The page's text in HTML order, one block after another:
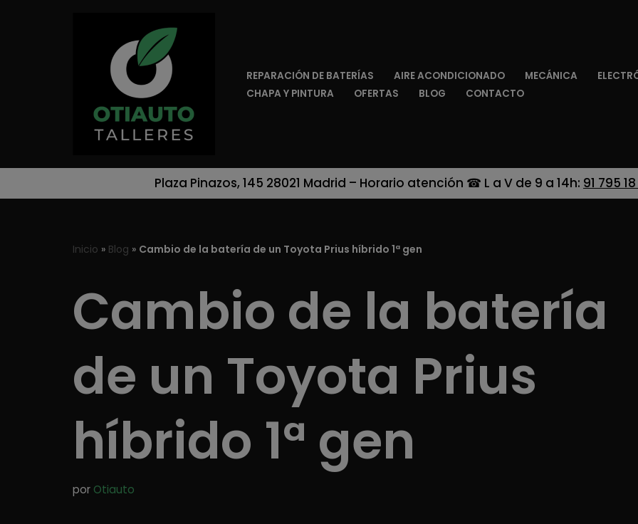
REPARACIÓN DE BATERÍAS AIRE ACONDICIONADO MECÁNICA
CHAPA Y PINTURA
OFERTAS BLOG CONTACTO
Plaza Pinazos, 145 28021 Madrid – Horario atención ☎ L a V de 9 a 14h: 91 795
Inicio » Blog » Cambio de la batería de un Toyota Prius híbrido 1ª gen
Cambio de la batería
de un Toyota Prius
híbrido 1ª gen
por Otiauto